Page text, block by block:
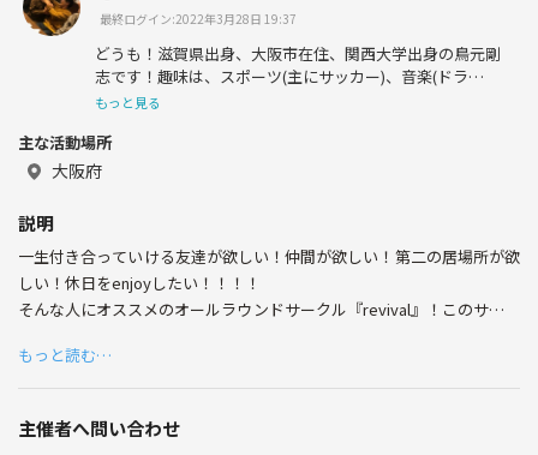
最終ログイン:2022年3月28日 19:37
どうも！滋賀県出身、大阪市在住、関西大学出身の鳥元剛
志です！趣味は、スポーツ(主にサッカー)、音楽(ドラ
ム)、マンガ、アニメ、などなど！！！
楽しくワイワイするのが好きです！よろしくお願いします
😁✌️
もっと見る
主な活動場所
大阪府
説明
一生付き合っていける友達が欲しい！仲間が欲しい！第二の居場所が欲
しい！休日をenjoyしたい！！！！
そんな人にオススメのオールラウンドサークル『revival』！このサーク
活動内容は、特に決まっていません！みんなで〈スポーツ〉⚽️⚾️🎾🏀
をしたり、〈ゲーム〉🎮🃏♟️をしたり、〈ご飯〉を食べたり🍔🍕🍝
🍜、楽しく語り合ったり🗣、何をするかは本当に自由！サークルのメ
もっと読む…
主催者へ問い合わせ